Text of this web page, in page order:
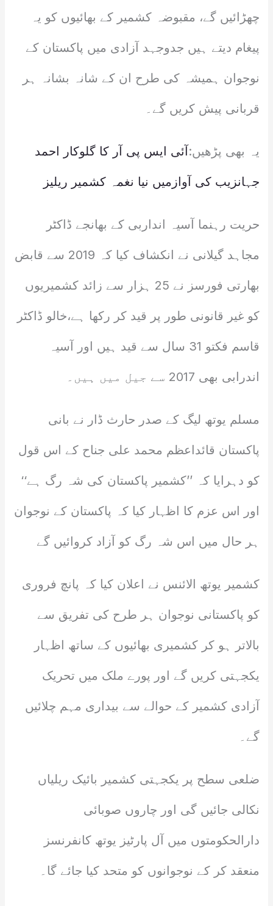
چھڑائیں گے، مقبوضہ کشمیر کے بھائیوں کو یہ
پیغام دیتے ہیں جدوجہد آزادی میں پاکستان کے
نوجوان ہمیشہ کی طرح ان کے شانہ بشانہ ہر
قربانی پیش کریں گے۔
یہ بھی پڑھیں:آئی ایس پی آر کا گلوکار احمد
جہانزیب کی آوازمیں نیا نغمہ کشمیر ریلیز
حریت رہنما آسیہ انداربی کے بھانجے ڈاکٹر
مجاہد گیلانی نے انکشاف کیا کہ 2019 سے قابض
بھارتی فورسز نے 25 ہزار سے زائد کشمیریوں
کو غیر قانونی طور پر قید کر رکھا ہے،خالو ڈاکٹر
قاسم فکتو 31 سال سے قید ہیں اور آسیہ
اندرابی بھی 2017 سے جیل میں ہیں۔
مسلم یوتھ لیگ کے صدر حارث ڈار نے بانی
پاکستان قائداعظم محمد علی جناح کے اس قول
کو دہرایا کہ ’’کشمیر پاکستان کی شہ رگ ہے‘‘
اور اس عزم کا اظہار کیا کہ پاکستان کے نوجوان
ہر حال میں اس شہ رگ کو آزاد کروائیں گے
کشمیر یوتھ الائنس نے اعلان کیا کہ پانچ فروری
کو پاکستانی نوجوان ہر طرح کی تفریق سے
بالاتر ہو کر کشمیری بھائیوں کے ساتھ اظہار
یکجہتی کریں گے اور پورے ملک میں تحریک
آزادی کشمیر کے حوالے سے بیداری مہم چلائیں
گے۔
ضلعی سطح پر یکجہتی کشمیر بائیک ریلیاں
نکالی جائیں گی اور چاروں صوبائی
دارالحکومتوں میں آل پارٹیز یوتھ کانفرنسز
منعقد کر کے نوجوانوں کو متحد کیا جائے گا۔